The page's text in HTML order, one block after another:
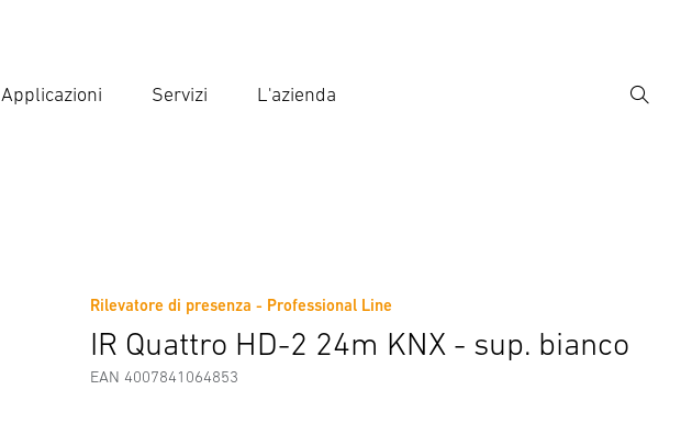
Applicazioni Servizi L'azienda
Ricerca
Rilevatore di presenza - Professional Line
IR Quattro HD-2 24m KNX - sup. bianco
EAN 4007841064853
Informazioni sul produttore